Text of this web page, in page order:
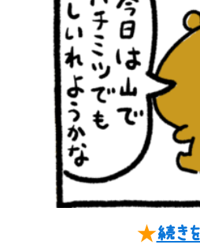
★続き